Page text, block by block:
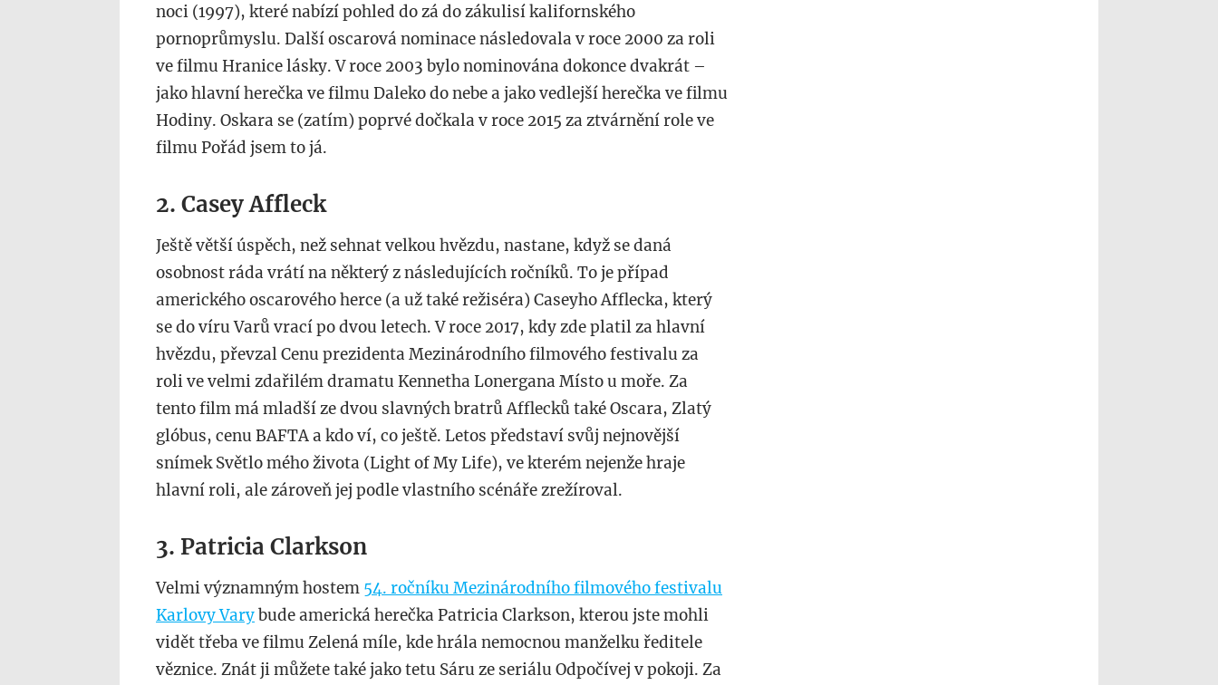
noci (1997), které nabízí pohled do zá do zákulisí kalifornského
pornoprůmyslu. Další oscarová nominace následovala v roce 2000 za roli
ve filmu Hranice lásky. V roce 2003 bylo nominována dokonce dvakrát –
jako hlavní herečka ve filmu Daleko do nebe a jako vedlejší herečka ve filmu
Hodiny. Oskara se (zatím) poprvé dočkala v roce 2015 za ztvárnění role ve
filmu Pořád jsem to já.
2. Casey Affleck
Ještě větší úspěch, než sehnat velkou hvězdu, nastane, když se daná
osobnost ráda vrátí na některý z následujících ročníků. To je případ
amerického oscarového herce (a už také režiséra) Caseyho Afflecka, který
se do víru Varů vrací po dvou letech. V roce 2017, kdy zde platil za hlavní
hvězdu, převzal Cenu prezidenta Mezinárodního filmového festivalu za
roli ve velmi zdařilém dramatu Kennetha Lonergana Místo u moře. Za
tento film má mladší ze dvou slavných bratrů Afflecků také Oscara, Zlatý
glóbus, cenu BAFTA a kdo ví, co ještě. Letos představí svůj nejnovější
snímek Světlo mého života (Light of My Life), ve kterém nejenže hraje
hlavní roli, ale zároveň jej podle vlastního scénáře zrežíroval.
3. Patricia Clarkson
Velmi významným hostem 54. ročníku Mezinárodního filmového festivalu
Karlovy Varybude americká herečka Patricia Clarkson, kterou jste mohli
vidět třeba ve filmu Zelená míle, kde hrála nemocnou manželku ředitele
věznice. Znát ji můžete také jako tetu Sáru ze seriálu Odpočívej v pokoji. Za